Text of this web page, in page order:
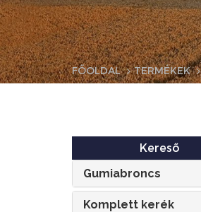
FŐOLDAL TERMÉKEK
Kereső
Gumiabroncs
Komplett kerék